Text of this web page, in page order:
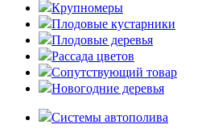
Крупномеры
Плодовые кустарники
Плодовые деревья
Рассада цветов
Сопутствующий товар
Новогодние деревья
Системы автополива